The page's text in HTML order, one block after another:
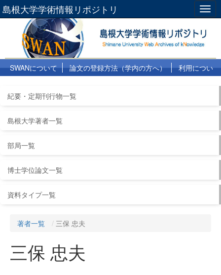
島根大学学術情報リポジトリ
SWANについて 論文の登録方法（学内の方へ）
利用につい
紀要・定期刊行物一覧
島根大学著者一覧
部局一覧
博士学位論文一覧
資料タイプ一覧
著者一覧 三保 忠夫
三保 忠夫